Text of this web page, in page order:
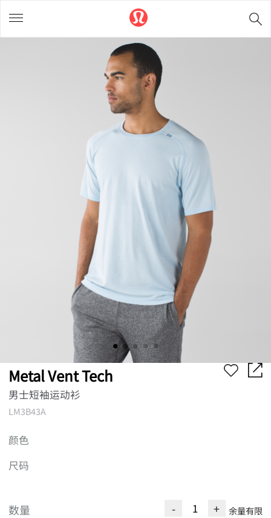
Metal Vent Tech
男士短袖运动衫
LM3B43A
颜色
尺码
数量 - + 余量有限